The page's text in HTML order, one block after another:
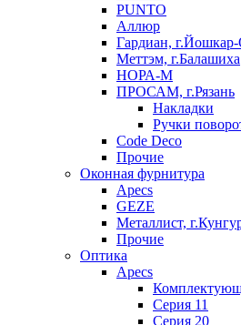
PUNTO
Аллюр
Гардиан,
Меттэм, г.Балашиха
НОРА-М
ПРОСАМ, г.Рязань
Накладки
Ручки
Code Deco
Прочие
Оконная фурнитура
Apecs
GEZE
Металлист,
Прочие
Оптика
Apecs
Серия 11
Серия 20